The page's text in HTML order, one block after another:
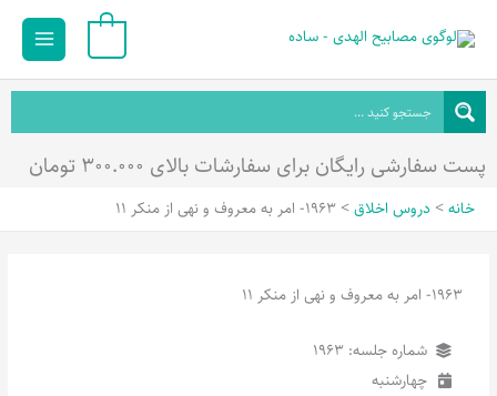
محتوا
Main
پست سفارشی رایگان برای سفارشات بالای ۳۰۰.۰۰۰ تومان
خانه دروس اخلاق 1963- امر به معروف و نهی از منکر 11
1963- امر به معروف و نهی از منکر 11
شماره جلسه: 1963
چهارشنبه